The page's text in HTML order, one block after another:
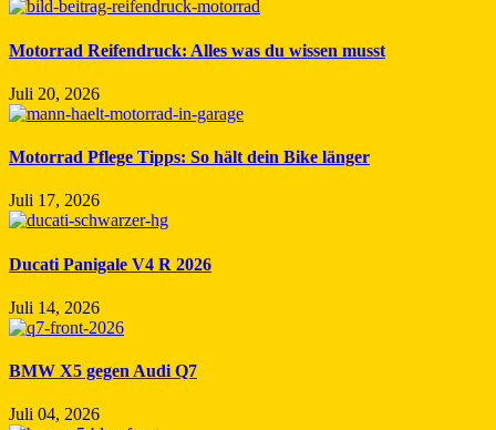
Motorrad Reifendruck: Alles was du wissen musst
Juli 20, 2026
Motorrad Pflege Tipps: So hält dein Bike länger
Juli 17, 2026
Ducati Panigale V4 R 2026
Juli 14, 2026
BMW X5 gegen Audi Q7
Juli 04, 2026